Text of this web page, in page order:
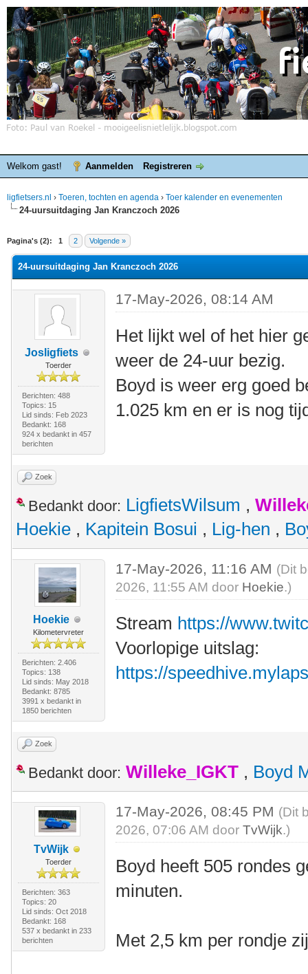
Welkom gast! Aanmelden Registreren
ligfietsers.nl › Toeren, tochten en agenda › Toer kalender en evenementen
24-uursuitdaging Jan Kranczoch 2026
Pagina's (2): 1 2 Volgende »
waardering is 0
24-uursuitdaging Jan Kranczoch 2026
Josligfiets
Toerder
Berichten: 488
Topics: 15
Lid sinds: Feb 2023
Bedankt: 168
924 x bedankt in 457
berichten
17-May-2026, 08:14 AM
Het lijkt wel of het hier
weer de 24-uur bezig.
Boyd is weer erg goed
1.025 km en er is nog
Zoek
Bedankt door: LigfietsWilsum ,
Hoekie , Kapitein Bosui , Lig-hen ,
Hoekie
Kilometervreter
Berichten: 2.406
Topics: 138
Lid sinds: May 2018
Bedankt: 8785
3991 x bedankt in
1850 berichten
17-May-2026, 11:16 AM (Dit
2026, 11:55 AM door Hoekie.)
Stream https://
Voorlopige uitslag:
https://
Zoek
Bedankt door: Willeke_IGKT , Boyd
TvWijk
Toerder
Berichten: 363
Topics: 20
Lid sinds: Oct 2018
Bedankt: 168
537 x bedankt in 233
berichten
17-May-2026, 08:45 PM (Dit
2026, 07:06 AM doorTvWijk.)
Boyd heeft 505 rondes
minuten.
Met 2,5 km per rondje